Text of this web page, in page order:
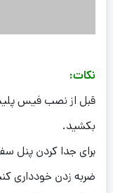
نکات:
قبل از نصب فیس
بکشید.
برای جدا کردن پنل
ضربه زدن خودداری